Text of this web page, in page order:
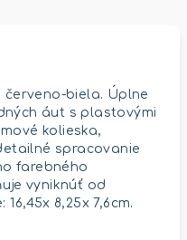
červeno-biela. Úplne
áut s plastovými
kolieska,
spracovanie
farebného
vyniknúť od
8,25x 7,6cm.